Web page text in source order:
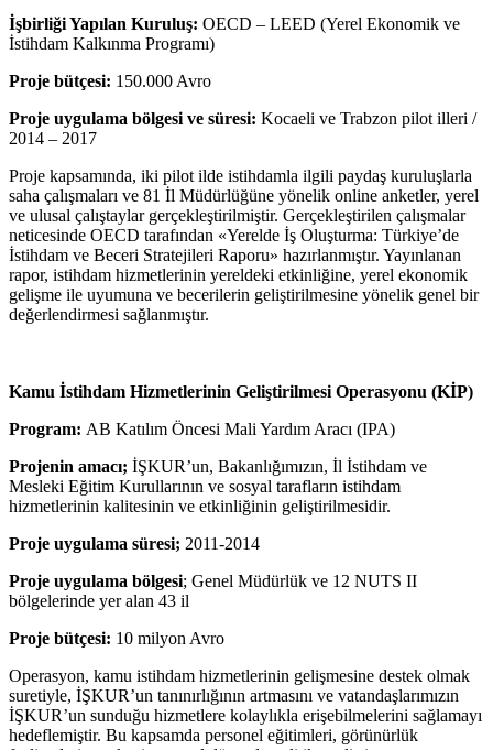
İşbirliği Yapılan Kuruluş: OECD – LEED (Yerel Ekonomik ve
İstihdam Kalkınma Programı)
Proje bütçesi: 150.000 Avro
Proje uygulama bölgesi ve süresi: Kocaeli ve Trabzon pilot illeri /
2014 – 2017
Proje kapsamında, iki pilot ilde istihdamla ilgili paydaş kuruluşlarla
saha çalışmaları ve 81 İl Müdürlüğüne yönelik online anketler, yerel
ve ulusal çalıştaylar gerçekleştirilmiştir. Gerçekleştirilen çalışmalar
neticesinde OECD tarafından «Yerelde İş Oluşturma: Türkiye’de
İstihdam ve Beceri Stratejileri Raporu» hazırlanmıştır. Yayınlanan
rapor, istihdam hizmetlerinin yereldeki etkinliğine, yerel ekonomik
gelişme ile uyumuna ve becerilerin geliştirilmesine yönelik genel bir
değerlendirmesi sağlanmıştır.
Kamu İstihdam Hizmetlerinin Geliştirilmesi Operasyonu (KİP)
Program: AB Katılım Öncesi Mali Yardım Aracı (IPA)
Projenin amacı; İŞKUR’un, Bakanlığımızın, İl İstihdam ve
Mesleki Eğitim Kurullarının ve sosyal tarafların istihdam
hizmetlerinin kalitesinin ve etkinliğinin geliştirilmesidir.
Proje uygulama süresi; 2011-2014
Proje uygulama bölgesi; Genel Müdürlük ve 12 NUTS II
bölgelerinde yer alan 43 il
Proje bütçesi: 10 milyon Avro
Operasyon, kamu istihdam hizmetlerinin gelişmesine destek olmak
suretiyle, İŞKUR’un tanınırlığının artmasını ve vatandaşlarımızın
İŞKUR’un sunduğu hizmetlere kolaylıkla erişebilmelerini sağlamayı
hedeflemiştir. Bu kapsamda personel eğitimleri, görünürlük